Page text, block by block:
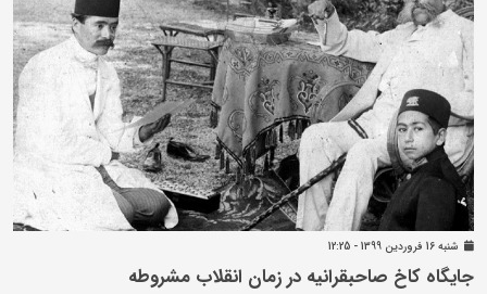
شنبه 16 فروردين 1399 - 12:25
جایگاه کاخ صاحبقرانیه در زمان انقلاب مشروطه